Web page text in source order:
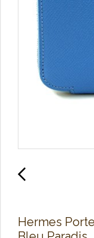
Hermes